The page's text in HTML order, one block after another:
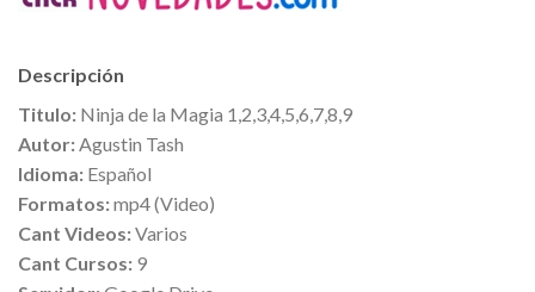
Descripción
Titulo: Ninja de la Magia 1,2,3,4,5,6,7,8,9
Autor:Agustin Tash
Idioma: Español
Formatos:mp4 (Video)
Cant Videos:Varios
Cant Cursos: 9